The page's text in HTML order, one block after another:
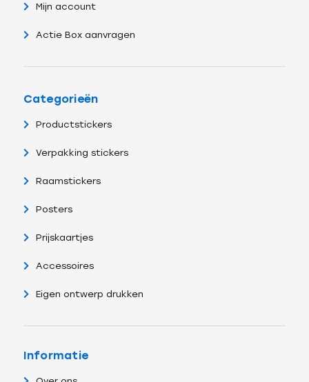
Mijn account
Actie Box aanvragen
Categorieën
Productstickers
Verpakking stickers
Raamstickers
Posters
Prijskaartjes
Accessoires
Eigen ontwerp drukken
Informatie